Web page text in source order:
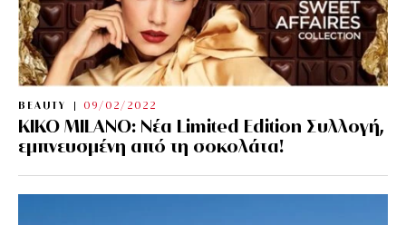
BEAUTY 09/02/2022
KIKO MILANO: Νέα Limited Edition Συλλογή,
εμπνευσμένη από τη σοκολάτα!